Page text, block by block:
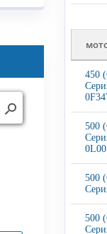
450
500
500
500